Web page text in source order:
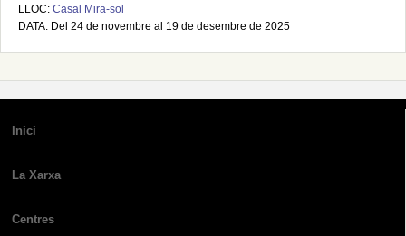
LLOC: Casal Mira-sol
DATA: Del 24 de novembre al 19 de desembre de 2025
Inici
La Xarxa
Centres